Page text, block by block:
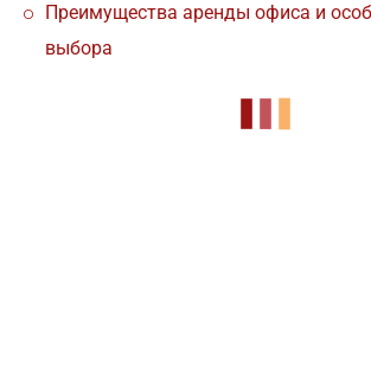
Преимущества аренды офиса и
выбора